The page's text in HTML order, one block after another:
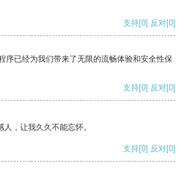
支持[0] 反对[0]
序已经为我们带来了无限的流畅体验和安全性保
支持[0] 反对[0]
，让我久久不能忘怀。
支持[0] 反对[0]